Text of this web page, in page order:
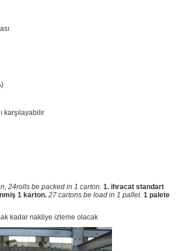
karşılayabilir
24rolls be packed in 1 carton. 1. ihracat standart
1 karton. 27 cartons be load in 1 pallet. 1 palete
kadar nakliye izleme olacak